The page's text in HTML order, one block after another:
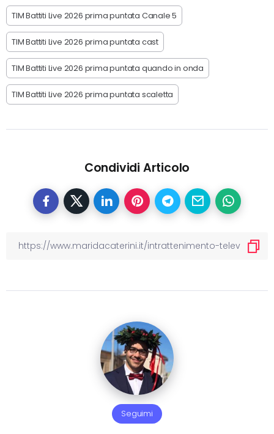
TIM Battiti Live 2026 prima puntata Canale 5
TIM Battiti Live 2026 prima puntata cast
TIM Battiti Live 2026 prima puntata quando in onda
TIM Battiti Live 2026 prima puntata scaletta
Condividi Articolo
Seguimi